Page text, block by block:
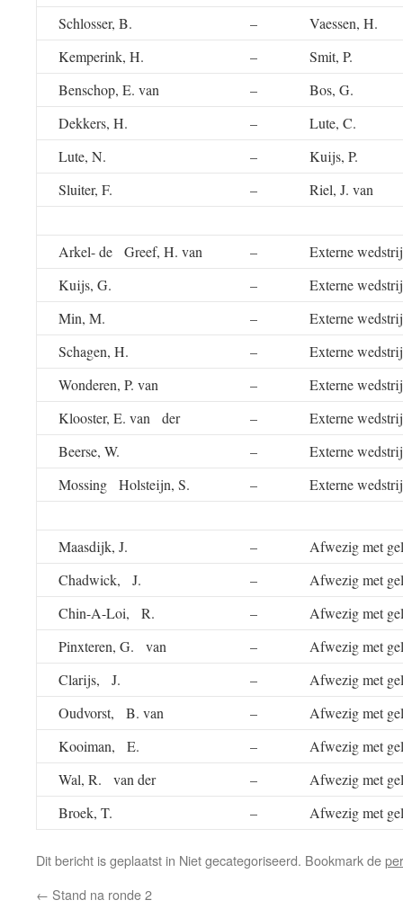
Schlosser, B.
–
Vaessen, H.
Kemperink, H.
–
Smit, P.
Benschop, E. van
–
Bos, G.
Dekkers, H.
–
Lute, C.
Lute, N.
–
Kuijs, P.
Sluiter, F.
– Riel, J. van
Arkel- de Greef, H. van –
Externe
Kuijs, G.
–
Externe
Min, M.
–
Externe
Schagen, H.
–
Externe
Wonderen, P. van
–
Externe
Klooster, E. van der
–
Externe
Beerse, W.
–
Externe
Mossing Holsteijn, S.
– Externe
Maasdijk, J. –
Afwezig met
Chadwick, J.
–
Afwezig met
Chin-A-Loi, R.
–
Afwezig met
Pinxteren, G. van
–
Afwezig met
Clarijs, J.
–
Afwezig met
Oudvorst, B. van
–
Afwezig met
Kooiman, E.
–
Afwezig met
Wal, R. van der
–
Afwezig met
Broek, T.
– Afwezig met
Dit bericht is geplaatst in Niet gecategoriseerd. Bookmark de
← Stand na ronde 2